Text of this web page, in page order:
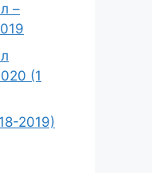
–
(1
2019)